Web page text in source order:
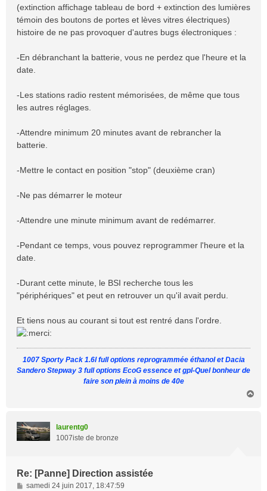
(extinction affichage tableau de bord + extinction des lumières
témoin des boutons de portes et lèves vitres électriques)
histoire de ne pas provoquer d'autres bugs électroniques :
-En débranchant la batterie, vous ne perdez que l'heure et la
date.
-Les stations radio restent mémorisées, de même que tous
les autres réglages.
-Attendre minimum 20 minutes avant de rebrancher la
batterie.
-Mettre le contact en position "stop" (deuxième cran)
-Ne pas démarrer le moteur
-Attendre une minute minimum avant de redémarrer.
-Pendant ce temps, vous pouvez reprogrammer l'heure et la
date.
-Durant cette minute, le BSI recherche tous les
"périphériques" et peut en retrouver un qu'il avait perdu.
Et tiens nous au courant si tout est rentré dans l'ordre.
1007 Sporty Pack 1.6l full options reprogrammée éthanol et Dacia
Sandero Stepway 3 full options EcoG essence et gpl-Quel bonheur de
faire son plein à moins de 40e
laurentg0
1007iste de bronze
Re: [Panne] Direction assistée
M
samedi 24 juin 2017, 18:47:59